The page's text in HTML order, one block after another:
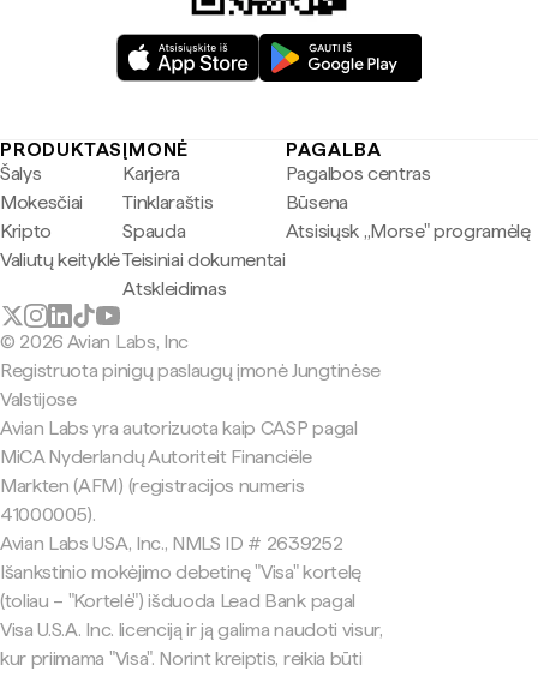
PRODUKTAS
Šalys
Mokesčiai
Kripto
Valiutų keityklė
ĮMONĖ
Karjera
Tinklaraštis
Spauda
Teisiniai dokumentai
Atskleidimas
PAGALBA
Pagalbos centras
Būsena
Atsisiųsk „Morse" programėlę
© 2026 Avian Labs, Inc
Registruota pinigų paslaugų įmonė Jungtinėse
Valstijose
Avian Labs yra autorizuota kaip CASP pagal
MiCA Nyderlandų Autoriteit Financiële
Markten (AFM) (registracijos numeris
41000005).
Avian Labs USA, Inc., NMLS ID # 2639252
Išankstinio mokėjimo debetinę "Visa" kortelę
(toliau – "Kortelė") išduoda Lead Bank pagal
Visa U.S.A. Inc. licenciją ir ją galima naudoti visur,
kur priimama "Visa". Norint kreiptis, reikia būti